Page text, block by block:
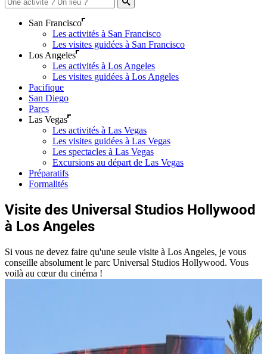
San Francisco
Les activités à San Francisco
Les visites guidées à San Francisco
Los Angeles
Les activités à Los Angeles
Les visites guidées à Los Angeles
Pacifique
San Diego
Parcs
Las Vegas
Les activités à Las Vegas
Les visites guidées à Las Vegas
Les spectacles à Las Vegas
Excursions au départ de Las Vegas
Préparatifs
Formalités
Visite des Universal Studios Hollywood
à Los Angeles
Si vous ne devez faire qu'une seule visite à Los Angeles, je vous
conseille absolument le parc Universal Studios Hollywood. Vous
voilà au cœur du cinéma !